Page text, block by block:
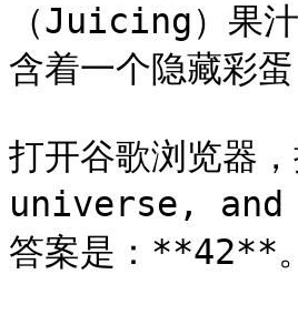
（Juicing）果
含着一个隐藏彩蛋
打开谷歌浏览
universe, and
答案是：**42**。